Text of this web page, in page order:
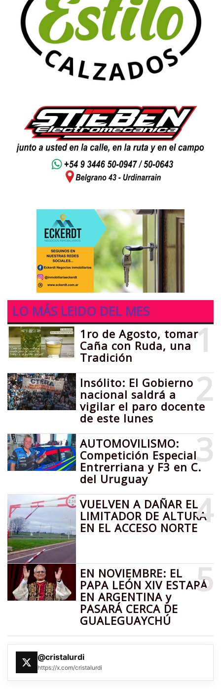
LO MÁS LEIDO DEL MES
1
1ro de Agosto, tomar
Caña con Ruda, una
Tradición
2
Insólito: El Gobierno
nacional saldrá a
vigilar el paro docente
de este lunes
3
AUTOMOVILISMO:
Competición Especial
Entrerriana y F3 en C.
del Uruguay
4
VUELVEN A DAÑAR EL
LIMITADOR DE ALTURA
EN EL ACCESO NORTE
5
EN NOVIEMBRE: EL
PAPA LEÓN XIV ESTARÁ
EN ARGENTINA y
PASARÁ CERCA DE
GUALEGUAYCHÚ
@cristalurdi
https://x.com/cristalurdi